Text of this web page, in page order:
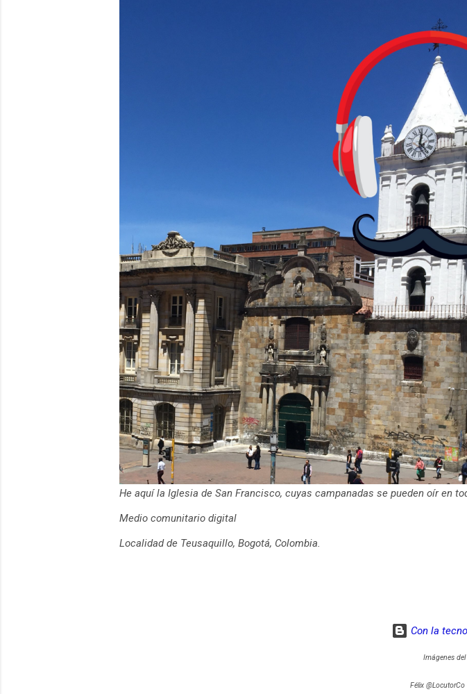
He aquí la Iglesia de San Francisco, cuyas campanadas se pueden oír en
Medio comunitario digital
Localidad de Teusaquillo, Bogotá, Colombia.
Con la
Imágenes
Félix